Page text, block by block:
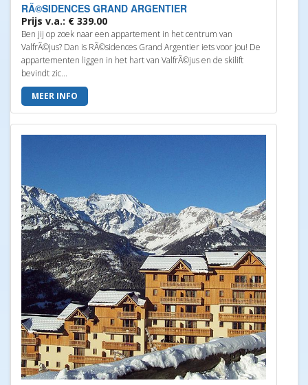
RÃ©SIDENCES GRAND ARGENTIER
Prijs v.a.: € 339.00
Ben jij op zoek naar een appartement in het centrum van
ValfrÃ©jus? Dan is RÃ©sidences Grand Argentier iets voor jou! De
appartementen liggen in het hart van ValfrÃ©jus en de skilift
bevindt zic...
MEER INFO